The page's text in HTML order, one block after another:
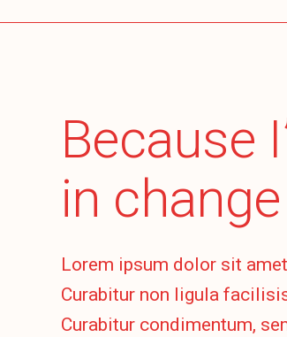
Because
in change
Lorem ipsum dolor sit
Curabitur non ligula
Curabitur condimentum,